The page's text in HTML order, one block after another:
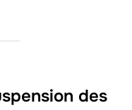
des